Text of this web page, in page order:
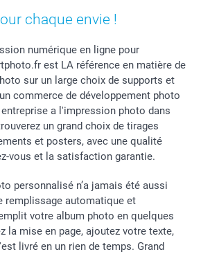
déco
cadeau
chaque envie !
numérique en ligne pour
est LA référence en matière de
sur un large choix de supports et
commerce de développement photo
a l'impression photo dans
un grand choix de tirages
et posters, avec une qualité
vous et la satisfaction garantie.
personnalisé n’a jamais été aussi
remplissage automatique et
votre album photo en quelques
la mise en page, ajoutez votre texte,
livré en un rien de temps. Grand